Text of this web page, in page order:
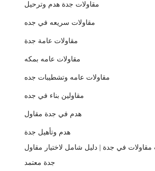
مقاولات جدة هدم وترحيل
مقاولات سريعه في جده
مقاولات عامة جدة
مقاولات عامه بمكه
مقاولات عامه وتشطيبات جده
مقاولين بناء في جده
هدم في جدة مقاول
هدم وتأهيل جدة
في جدة | دليل شامل لاختيار مقاول
جدة معتمد